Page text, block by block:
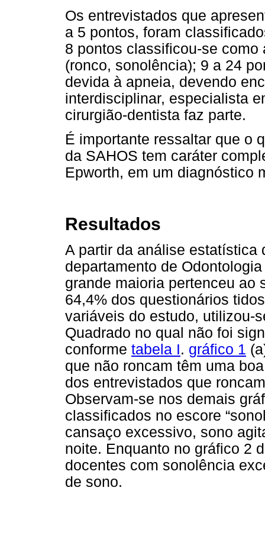
Os entrevistados que
a 5 pontos, foram
8 pontos classificou-se
(ronco, sonolência); 9 a 24
devida à apneia, devendo
interdisciplinar, especialista
cirurgião-dentista faz parte.
É importante ressaltar que o
da SAHOS tem caráter
Epworth, em um diagnóstico
Resultados
A partir da análise estatística
departamento de
grande maioria pertenceu ao
64,4% dos questionários
variáveis do estudo, utilizou-
Quadrado no qual não foi
conforme tabela I. gráfico 1
que não roncam têm uma
dos entrevistados que
Observam-se nos demais
classificados no escore
cansaço excessivo, sono
noite. Enquanto no gráfico 2
docentes com sonolência
de sono.